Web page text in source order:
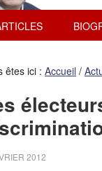
êtes ici : Accueil /
2012